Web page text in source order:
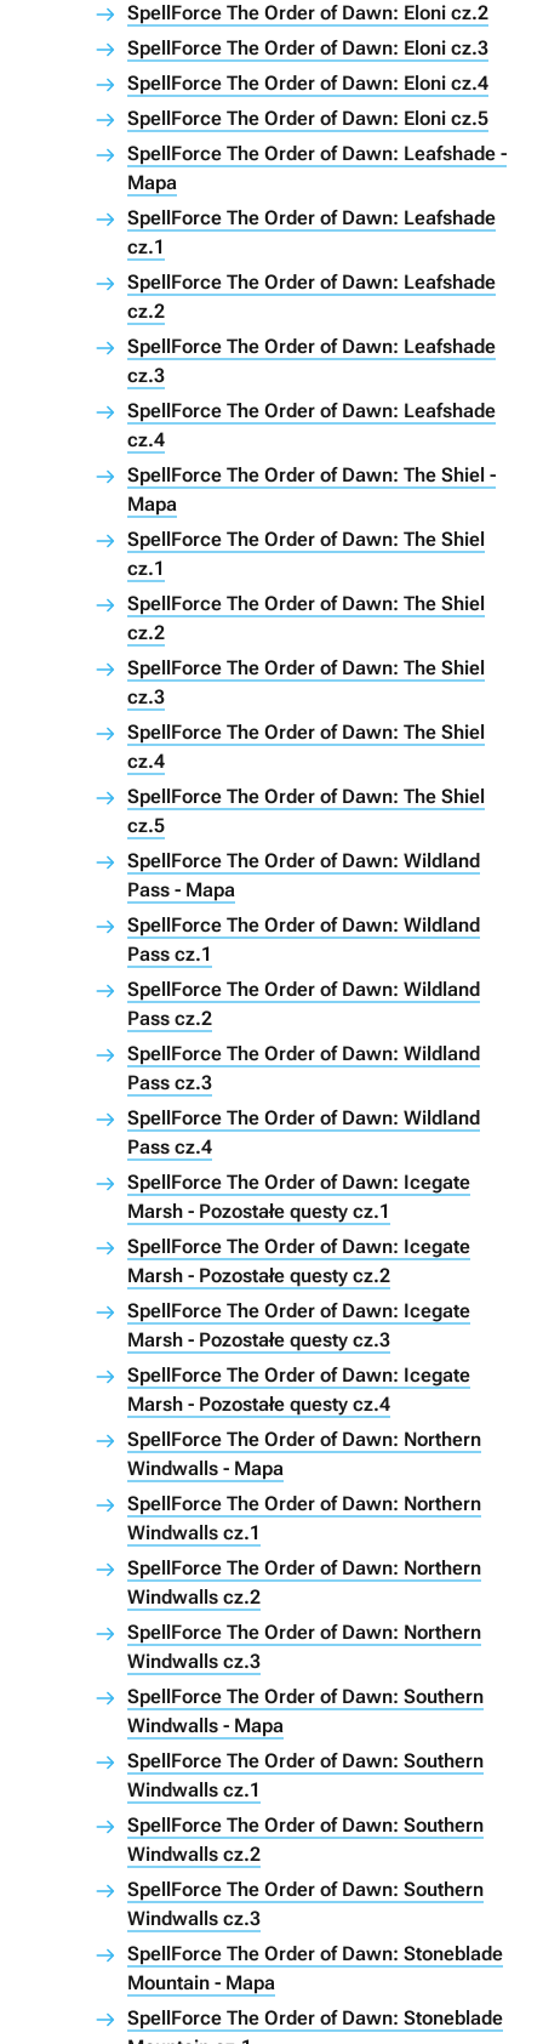
SpellForce The Order of Dawn: Eloni cz.2
SpellForce The Order of Dawn: Eloni cz.3
SpellForce The Order of Dawn: Eloni cz.4
SpellForce The Order of Dawn: Eloni cz.5
SpellForce The Order of Dawn: Leafshade -
Mapa
SpellForce The Order of Dawn: Leafshade
cz.1
SpellForce The Order of Dawn: Leafshade
cz.2
SpellForce The Order of Dawn: Leafshade
cz.3
SpellForce The Order of Dawn: Leafshade
cz.4
SpellForce The Order of Dawn: The Shiel -
Mapa
SpellForce The Order of Dawn: The Shiel
cz.1
SpellForce The Order of Dawn: The Shiel
cz.2
SpellForce The Order of Dawn: The Shiel
cz.3
SpellForce The Order of Dawn: The Shiel
cz.4
SpellForce The Order of Dawn: The Shiel
cz.5
SpellForce The Order of Dawn: Wildland
Pass - Mapa
SpellForce The Order of Dawn: Wildland
Pass cz.1
SpellForce The Order of Dawn: Wildland
Pass cz.2
SpellForce The Order of Dawn: Wildland
Pass cz.3
SpellForce The Order of Dawn: Wildland
Pass cz.4
SpellForce The Order of Dawn: Icegate
Marsh - Pozostałe questy cz.1
SpellForce The Order of Dawn: Icegate
Marsh - Pozostałe questy cz.2
SpellForce The Order of Dawn: Icegate
Marsh - Pozostałe questy cz.3
SpellForce The Order of Dawn: Icegate
Marsh - Pozostałe questy cz.4
SpellForce The Order of Dawn: Northern
Windwalls - Mapa
SpellForce The Order of Dawn: Northern
Windwalls cz.1
SpellForce The Order of Dawn: Northern
Windwalls cz.2
SpellForce The Order of Dawn: Northern
Windwalls cz.3
SpellForce The Order of Dawn: Southern
Windwalls - Mapa
SpellForce The Order of Dawn: Southern
Windwalls cz.1
SpellForce The Order of Dawn: Southern
Windwalls cz.2
SpellForce The Order of Dawn: Southern
Windwalls cz.3
SpellForce The Order of Dawn: Stoneblade
Mountain - Mapa
SpellForce The Order of Dawn: Stoneblade